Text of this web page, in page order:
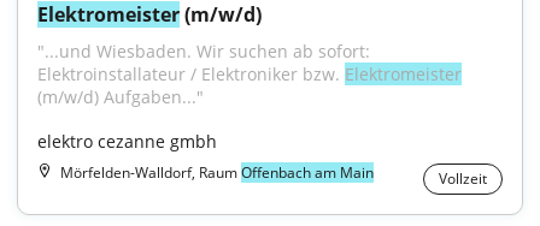
Elektromeister (m/w/d)
"...und Wiesbaden. Wir suchen ab sofort:
Elektroinstallateur / Elektroniker bzw. Elektromeister
(m/w/d) Aufgaben..."
elektro cezanne gmbh
Mörfelden-Walldorf, RaumOffenbach am Main Vollzeit